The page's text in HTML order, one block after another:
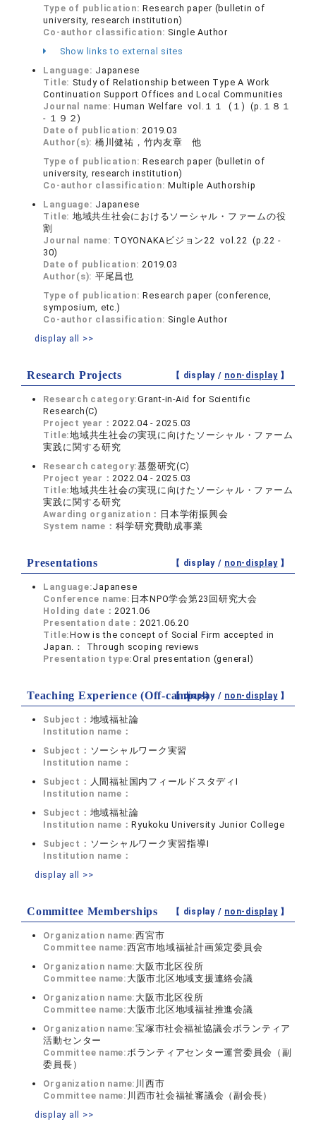
Type of publication:Research paper (bulletin of
university, research institution)
Co-author classification: Single Author
Show links to external sites
Language: Japanese
Title: Study of Relationship between Type A Work
Continuation Support Offices and Local Communities
Journal name:Human Welfare vol.１１ (１) (p.１８１
- １９２)
Date of publication:2019.03
Author(s): 橋川健祐，竹内友章 他
Type of publication:Research paper (bulletin of
university, research institution)
Co-author classification:Multiple Authorship
Language: Japanese
Title: 地域共生社会におけるソーシャル・ファームの役
割
Journal name: TOYONAKAビジョン22 vol.22 (p.22 -
30)
Date of publication:2019.03
Author(s): 平尾昌也
Type of publication:Research paper (conference,
symposium, etc.)
Co-author classification: Single Author
display all >>
Research Projects 【 display / non-display】
Research category:Grant-in-Aid for Scientific
Research(C)
Project year：2022.04 - 2025.03
Title:地域共生社会の実現に向けたソーシャル・ファーム
実践に関する研究
Research category:基盤研究(C)
Project year：2022.04 - 2025.03
Title:地域共生社会の実現に向けたソーシャル・ファーム
実践に関する研究
Awarding organization： 日本学術振興会
System name： 科学研究費助成事業
Presentations 【 display / non-display】
Language:Japanese
Conference name: 日本NPO学会第23回研究大会
Holding date：2021.06
Presentation date：2021.06.20
Title:How is the concept of Social Firm accepted in
Japan.： Through scoping reviews
Presentation type:Oral presentation (general)
Teaching Experience (Off-campus)
【 display / non-display】
Subject： 地域福祉論
Institution name：
Subject： ソーシャルワーク実習
Institution name：
Subject： 人間福祉国内フィールドスタディⅠ
Institution name：
Subject： 地域福祉論
Institution name：Ryukoku University Junior College
Subject： ソーシャルワーク実習指導I
Institution name：
display all >>
Committee Memberships 【 display / non-display】
Organization name:西宮市
Committee name:西宮市地域福祉計画策定委員会
Organization name: 大阪市北区役所
Committee name: 大阪市北区地域支援連絡会議
Organization name: 大阪市北区役所
Committee name: 大阪市北区地域福祉推進会議
Organization name:宝塚市社会福祉協議会ボランティア
活動センター
Committee name:ボランティアセンター運営委員会（副
委員長）
Organization name: 川西市
Committee name: 川西市社会福祉審議会（副会長）
display all >>